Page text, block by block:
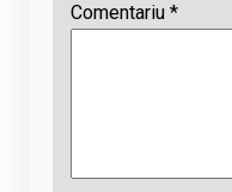
Comentariu *